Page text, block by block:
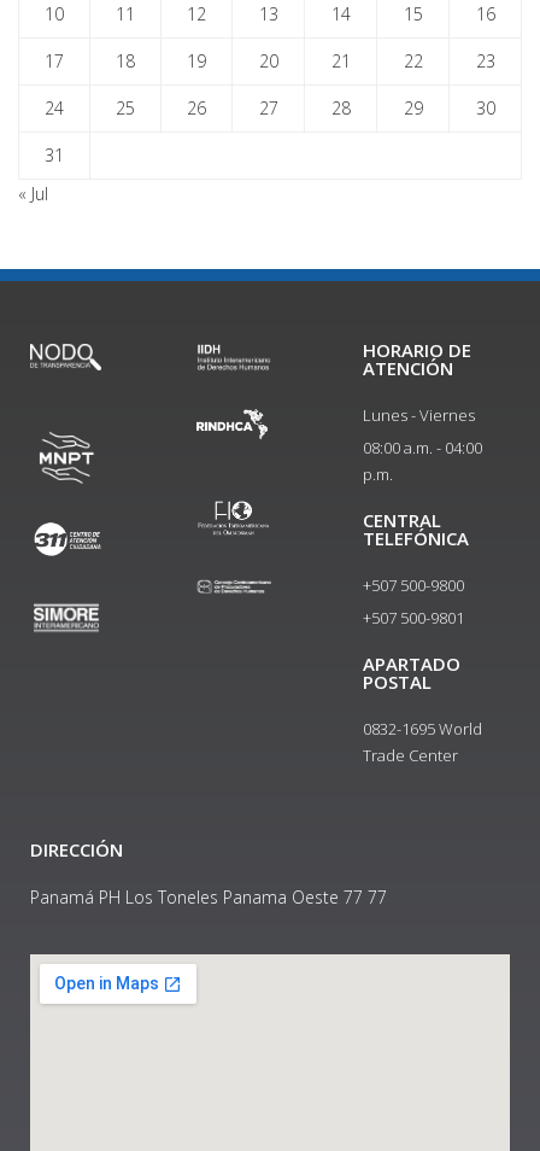
10 11 12 13 14 15 16
17 18 19 20 21 22 23
24 25 26 27 28 29 30
31
« Jul
HORARIO DE
ATENCIÓN
Lunes - Viernes
08:00 a.m. - 04:00
p.m.
CENTRAL
TELEFÓNICA
+507 500-9800
+507 500-9801​
APARTADO
POSTAL
0832-1695 World
Trade Center
DIRECCIÓN
Panamá PH Los Toneles Panama Oeste 77 77